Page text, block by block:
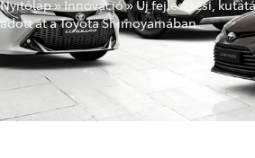
Nyitólap»Innováció»Új fejlesztési,
adott át a Toyota Shimoyamában